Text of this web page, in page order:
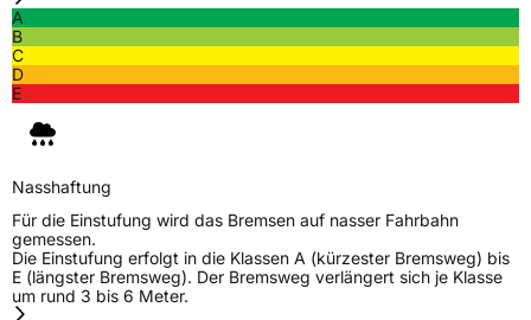
SchlauchtypTL
ZustandNeureifen
Nasshaftung B
A
B
C
D
E
Nasshaftung
Für die Einstufung wird das Bremsen auf nasser Fahrbahn
gemessen.
Die Einstufung erfolgt in die Klassen A (kürzester Bremsweg) bis
E (längster Bremsweg). Der Bremsweg verlängert sich je Klasse
um rund 3 bis 6 Meter.